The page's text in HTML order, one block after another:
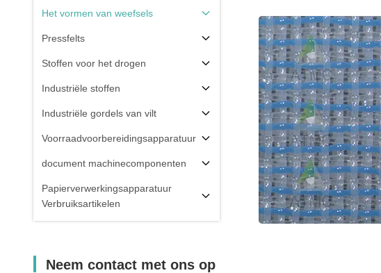
Het vormen van weefsels
Pressfelts
Stoffen voor het drogen
Industriële stoffen
Industriële gordels van vilt
Voorraadvoorbereidingsapparatuur
document machinecomponenten
Papierverwerkingsapparatuur
Verbruiksartikelen
Neem contact met ons op